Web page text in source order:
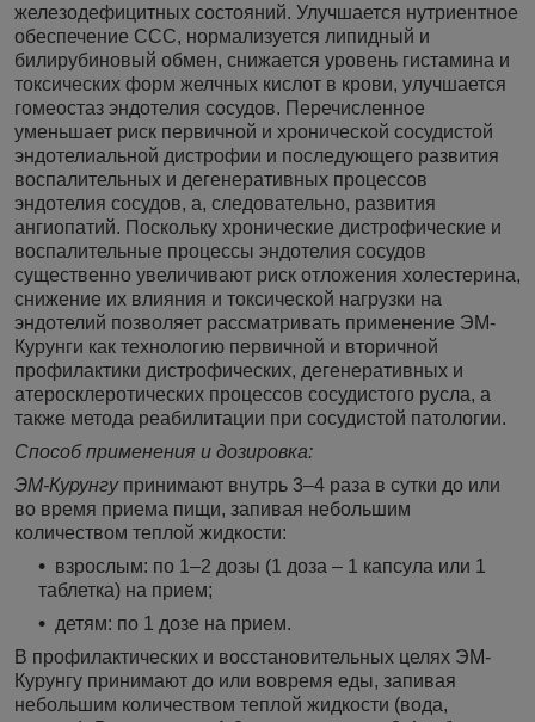
железодефицитных состояний. Улучшается нутриентное
обеспечение ССС, нормализуется липидный и
билирубиновый обмен, снижается уровень гистамина и
токсических форм желчных кислот в крови, улучшается
гомеостаз эндотелия сосудов. Перечисленное
уменьшает риск первичной и хронической сосудистой
эндотелиальной дистрофии и последующего развития
воспалительных и дегенеративных процессов
эндотелия сосудов, а, следовательно, развития
ангиопатий. Поскольку хронические дистрофические и
воспалительные процессы эндотелия сосудов
существенно увеличивают риск отложения холестерина,
снижение их влияния и токсической нагрузки на
эндотелий позволяет рассматривать применение ЭМ-
Курунги как технологию первичной и вторичной
профилактики дистрофических, дегенеративных и
атеросклеротических процессов сосудистого русла, а
также метода реабилитации при сосудистой патологии.
Способ применения и дозировка:
ЭМ-Курунгупринимают внутрь 3–4 раза в сутки до или
во время приема пищи, запивая небольшим
количеством теплой жидкости:
взрослым: по 1–2 дозы (1 доза – 1 капсула или 1
таблетка) на прием;
детям: по 1 дозе на прием.
В профилактических и восстановительных целях ЭМ-
Курунгу принимают до или вовремя еды, запивая
небольшим количеством теплой жидкости (вода,